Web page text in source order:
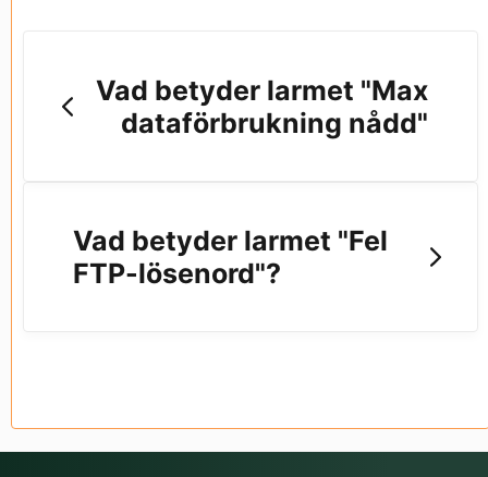
Vad betyder larmet "Max
dataförbrukning nådd"
Vad betyder larmet "Fel
FTP-lösenord"?